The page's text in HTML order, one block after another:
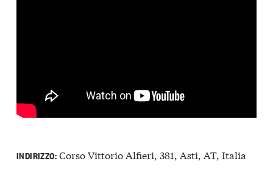
INDIRIZZO:Corso Vittorio Alfieri, 381, Asti, AT, Italia